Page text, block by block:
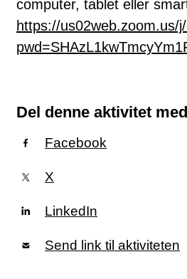
computer, tablet eller
https://us02web.zoom.us/
Del denne aktivitet
Facebook
X
LinkedIn
Send link til aktiviteten